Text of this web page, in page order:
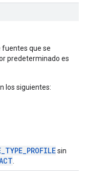
fuentes que se
predeterminado es
los siguientes:
sin